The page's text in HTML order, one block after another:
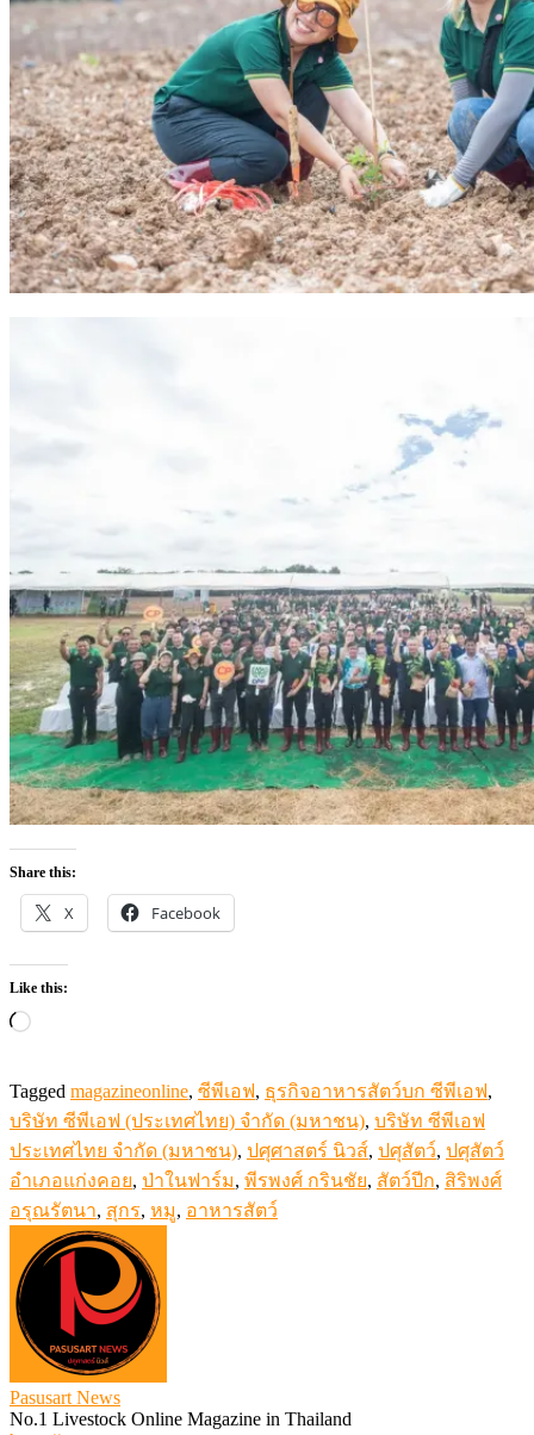
Share this:
X Facebook
Like this:
Loading…
Tagged magazineonline, ซีพีเอฟ, ธุรกิจอาหารสัตว์บก ซีพีเอฟ,
บริษัท ซีพีเอฟ (ประเทศไทย) จำกัด (มหาชน), บริษัท ซีพีเอฟ
ประเทศไทย จำกัด (มหาชน), ปศุศาสตร์ นิวส์, ปศุสัตว์, ปศุสัตว์
อำเภอแก่งคอย, ป่าในฟาร์ม, พีรพงศ์ กรินชัย, สัตว์ปีก, สิริพงศ์
อรุณรัตนา, สุกร, หมู, อาหารสัตว์
Pasusart News
No.1 Livestock Online Magazine in Thailand